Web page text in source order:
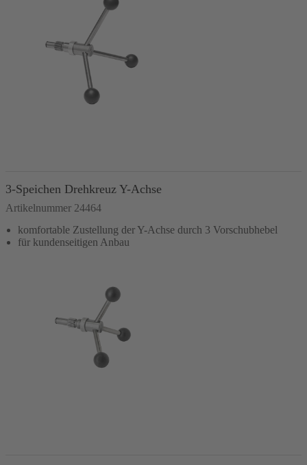
3-Speichen Drehkreuz Y-Achse
Artikelnummer 24464
komfortable Zustellung der Y-Achse durch 3 Vorschubhebel
für kundenseitigen Anbau